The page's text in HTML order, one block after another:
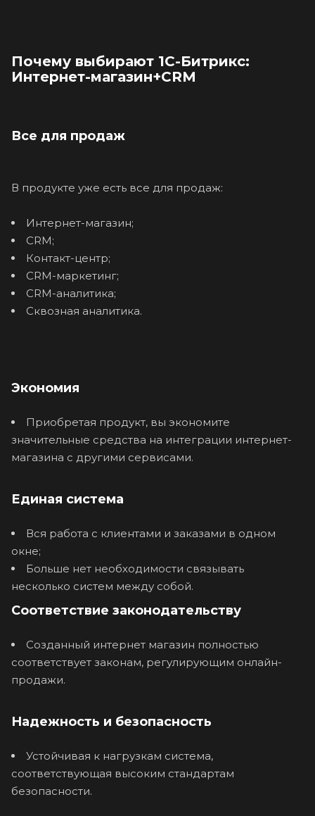
Почему выбирают 1С-Битрикс:
Интернет-магазин+CRM
Все для продаж
В продукте уже есть все для продаж:
Интернет-магазин;
CRM;
Контакт-центр;
CRM-маркетинг;
CRM-аналитика;
Сквозная аналитика.
Экономия
Приобретая продукт, вы экономите
значительные средства на интеграции интернет-
магазина с другими сервисами.
Единая система
Вся работа с клиентами и заказами в одном
окне;
Больше нет необходимости связывать
несколько систем между собой.
Соответствие законодательству
Созданный интернет магазин полностью
соответствует законам, регулирующим онлайн-
продажи.
Надежность и безопасность
Устойчивая к нагрузкам система,
соответствующая высоким стандартам
безопасности.